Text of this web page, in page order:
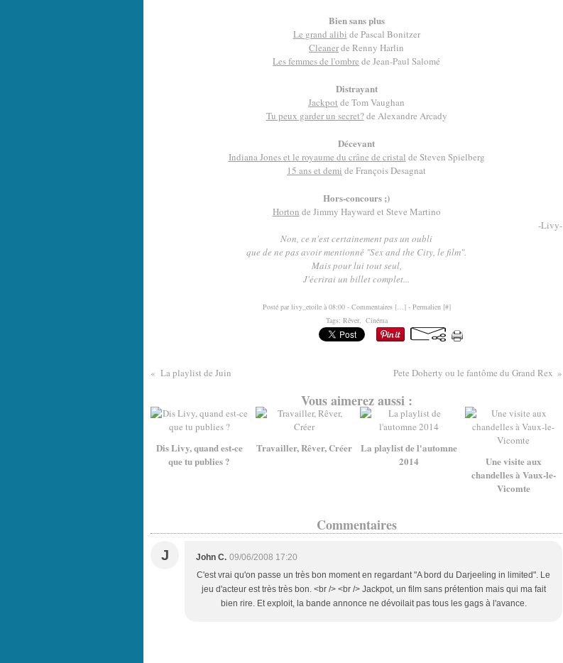
Bien sans plus
Le grand alibi de Pascal Bonitzer
Cleanerde Renny Harlin
Les femmes de l'ombre de Jean-Paul Salomé
Distrayant
Jackpot de Tom Vaughan
Tu peux garder un secret?de Alexandre Arcady
Décevant
Indiana Jones et le royaume du crâne de cristal de Steven Spielberg
15 ans et demi de François Desagnat
Hors-concours ;)
Horton de Jimmy Hayward et Steve Martino
-Livy-
Non, ce n'est certainement pas un oubli
que de ne pas avoir mentionné "Sex and the City, le film".
Mais pour lui tout seul,
J'écrirai un billet complet...
Posté par livy_etoile à 08:00 - Commentaires […]- Permalien [#]
Tags: Rêver, Cinéma
La playlist de Juin Pete Doherty ou le fantôme du Grand Rex
Vous aimerez aussi :
Dis Livy, quand est-ce
que tu publies ?
Travailler, Rêver, Créer
La playlist de l'automne
2014
Une visite aux
chandelles à Vaux-le-
Vicomte
Commentaires
J John C. 09/06/2008 17:20
C'est vrai qu'on passe un très bon moment en regardant "A bord du Darjeeling in limited". Le
jeu d'acteur est très très bon. <br /> <br /> Jackpot, un film sans prétention mais qui ma fait
bien rire. Et exploit, la bande annonce ne dévoilait pas tous les gags à l'avance.